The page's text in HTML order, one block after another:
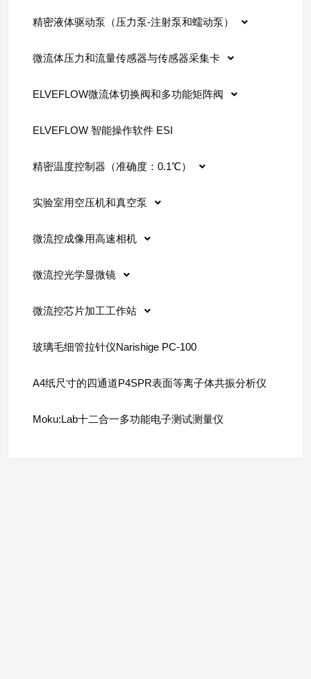
精密液体驱动泵（压力泵-注射泵和蠕动泵）
微流体压力和流量传感器与传感器采集卡
ELVEFLOW微流体切换阀和多功能矩阵阀
ELVEFLOW 智能操作软件 ESI
精密温度控制器（准确度：0.1℃）
实验室用空压机和真空泵
微流控成像用高速相机
微流控光学显微镜
微流控芯片加工工作站
玻璃毛细管拉针仪Narishige PC-100
A4纸尺寸的四通道P4SPR表面等离子体共振分析仪
Moku:Lab十二合一多功能电子测试测量仪